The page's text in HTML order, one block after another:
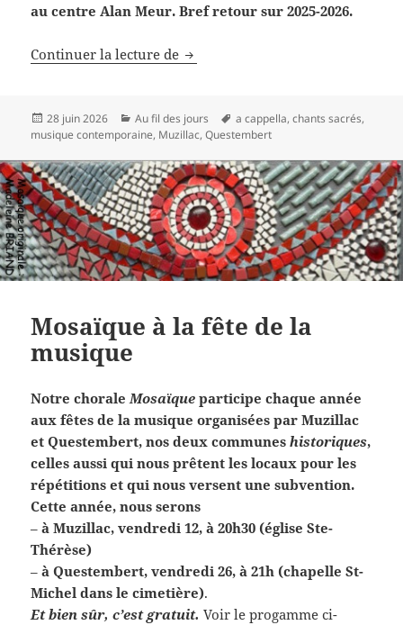
au centre Alan Meur. Bref retour sur 2025-2026.
Continuer la lecture de Fin de saison pour Mosaïque
Publié
le
28 juin 2026 Catégories
Au fil des jours
Mots-
clés
a cappella,chants sacrés,
musique contemporaine, Muzillac,Questembert
Mosaïque à la fête de la
musique
Notre chorale Mosaïque participe chaque année
aux fêtes de la musique organisées par Muzillac
et Questembert, nos deux communeshistoriques,
celles aussi qui nous prêtent les locaux pour les
répétitions et qui nous versent une subvention.
Cette année, nous serons
–à Muzillac, vendredi 12, à 20h30 (église Ste-
Thérèse)
–à Questembert, vendredi 26, à 21h (chapelle St-
Michel dans le cimetière).
Et bien sûr, c’est gratuit. Voir le progamme ci-